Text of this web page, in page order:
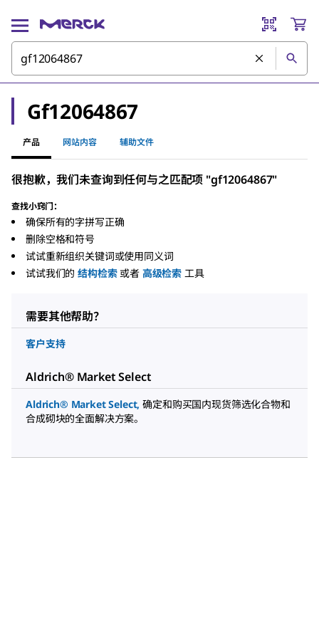
Gf12064867
产品 网站内容 辅助文件
很抱歉，我们未查询到任何与之匹配项 "gf12064867"
查找小窍门：
确保所有的字拼写正确
删除空格和符号
试试重新组织关键词或使用同义词
试试我们的 结构检索 或者 高级检索 工具
需要其他帮助？
客户支持
Aldrich® Market Select
Aldrich® Market Select, 确定和购买国内现货筛选化合物和
合成砌块的全面解决方案。